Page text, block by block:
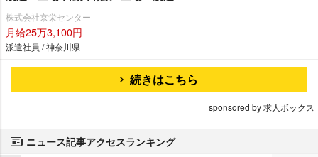
株式会社京栄センター
月給25万3,100円
派遣社員 / 神奈川県
続きはこちら
sponsored by 求人ボックス
ニュース記事アクセスランキング